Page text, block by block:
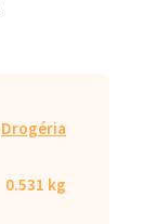
Drogéria
0.531 kg